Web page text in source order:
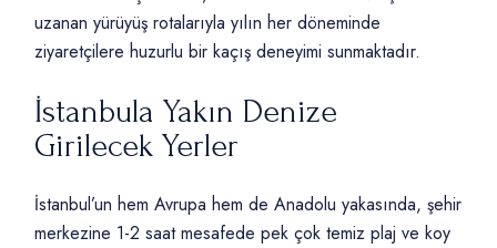
uzanan yürüyüş rotalarıyla yılın her döneminde
ziyaretçilere huzurlu bir kaçış deneyimi sunmaktadır.
İstanbula Yakın Denize
Girilecek Yerler
İstanbul’un hem Avrupa hem de Anadolu yakasında, şehir
merkezine 1-2 saat mesafede pek çok temiz plaj ve koy